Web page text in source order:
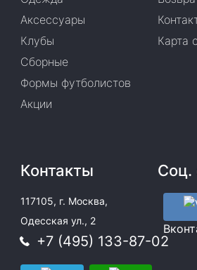
Аксессуары
Клубы
Сборные
Формы футболистов
Акции
Карта
Контакты
117105, г. Москва,
Одесская ул., 2
+7 (495) 133-87-02
Соц.